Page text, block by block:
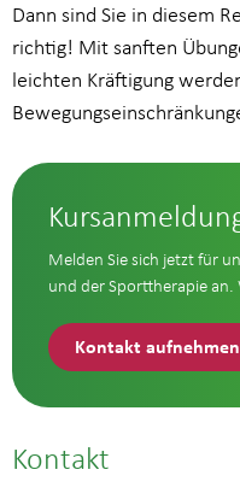
Dann sind Sie in diesem
richtig! Mit sanften
leichten Kräftigung
Melden Sie sich jetzt für
und der Sporttherapie an.
Kontakt aufnehmen
Kontakt